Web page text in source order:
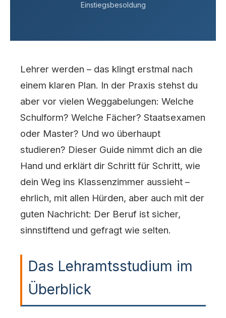
Einstiegsbesoldung
Lehrer werden – das klingt erstmal nach
einem klaren Plan. In der Praxis stehst du
aber vor vielen Weggabelungen: Welche
Schulform? Welche Fächer? Staatsexamen
oder Master? Und wo überhaupt
studieren? Dieser Guide nimmt dich an die
Hand und erklärt dir Schritt für Schritt, wie
dein Weg ins Klassenzimmer aussieht –
ehrlich, mit allen Hürden, aber auch mit der
guten Nachricht: Der Beruf ist sicher,
sinnstiftend und gefragt wie selten.
Das Lehramtsstudium im
Überblick